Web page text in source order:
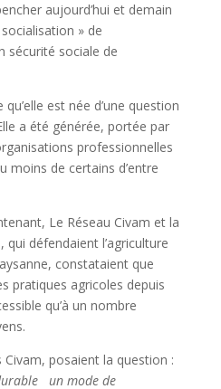
aujourd’hui et demain
» de
sécurité sociale de
est née d’une question
a été générée, portée par
professionnelles
moins de certains d’entre
Le Réseau Civam et la
défendaient l’agriculture
constataient que
pratiques agricoles depuis
qu’à un nombre
posaient la question :
un mode de